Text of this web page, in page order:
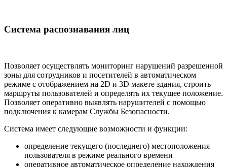
Система распознавания лиц
Позволяет осуществлять мониторинг нарушений разрешенной
зоны для сотрудников и посетителей в автоматическом
режиме с отображением на 2D и 3D макете здания, строить
маршруты пользователей и определять их текущее положение.
Позволяет оперативно выявлять нарушителей с помощью
подключения к камерам Службы Безопасности.
Система имеет следующие возможности и функции:
определение текущего (последнего) местоположения
пользователя в режиме реального времени
оперативное автоматическое определение нахождения